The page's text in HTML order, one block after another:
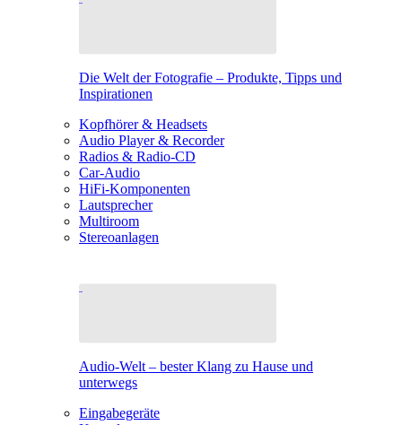
Die Welt der Fotografie – Produkte, Tipps und
Inspirationen
Kopfhörer & Headsets
Audio Player & Recorder
Radios & Radio-CD
Car-Audio
HiFi-Komponenten
Lautsprecher
Multiroom
Stereoanlagen
Audio-Welt – bester Klang zu Hause und
unterwegs
Eingabegeräte